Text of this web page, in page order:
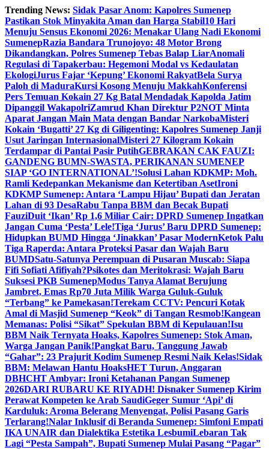
Skip
to
content
Trending News: Sidak Pasar Anom: Kapolres Sumenep
Pastikan Stok Minyakita Aman dan Harga Stabil10 Hari
Menuju Sensus Ekonomi 2026: Menakar Ulang Nadi Ekonomi
SumenepRazia Bandara Trunojoyo: 48 Motor Brong
Dikandangkan, Polres Sumenep Tebas Balap LiarAnomali
Regulasi di Tapakerbau: Hegemoni Modal vs Kedaulatan
EkologiJurus Fajar ‘Kepung’ Ekonomi RakyatBela Surya
Paloh di MaduraKursi Kosong Menuju MakkahKonferensi
Pers Temuan Kokain 27 Kg Batal Mendadak Kapolda Jatim
Dipanggil WakapolriZamrud Khan Direktur P2NOT Minta
Aparat Jangan Main Mata dengan Bandar NarkobaMisteri
Kokain ‘Bugatti’ 27 Kg di Giligenting: Kapolres Sumenep Janji
Usut Jaringan InternasionalMisteri 27 Kilogram Kokain
Terdampar di Pantai Pasir PutihGEBRAKAN CAK FAUZI:
GANDENG BUMN-SWASTA, PERIKANAN SUMENEP
SIAP ‘GO INTERNATIONAL’!Solusi Lahan KDKMP: Moh.
Ramli Kedepankan Mekanisme dan Ketertiban AsetIroni
KDKMP Sumenep: Antara ‘Lampu Hijau’ Bupati dan Jeratan
Lahan di 93 DesaRabu Tanpa BBM dan Becak Bupati
FauziDuit ‘Ikan’ Rp 1,6 Miliar Cair: DPRD Sumenep Ingatkan
Jangan Cuma ‘Pesta’ Lele!Tiga ‘Jurus’ Baru DPRD Sumenep:
Hidupkan BUMD Hingga ‘Jinakkan’ Pasar ModernKetok Palu
Tiga Raperda: Antara Proteksi Pasar dan Wajah Baru
BUMDSatu-Satunya Perempuan di Pusaran Muscab: Siapa
Fifi Sofiati Afifiyah?Psikotes dan Meritokrasi: Wajah Baru
Suksesi PKB SumenepModus Tanya Alamat Berujung
Jambret, Emas Rp70 Juta Milik Warga Guluk-Guluk
“Terbang” ke Pamekasan!Terekam CCTV: Pencuri Kotak
Amal di Masjid Sumenep “Keok” di Tangan Resmob!Kangean
Memanas: Polisi “Sikat” Spekulan BBM di Kepulauan!Isu
BBM Naik Ternyata Hoaks, Kapolres Sumenep: Stok Aman,
Warga Jangan Panik!Pangkat Baru, Tanggung Jawab
“Gahar”: 23 Prajurit Kodim Sumenep Resmi Naik Kelas!Sidak
BBM: Melawan Hantu HoaksHET Turun, Anggaran
DBHCHT Ambyar: Ironi Ketahanan Pangan Sumenep
2026DARI RUBARU KE RIYADH! Disnaker Sumenep Kirim
Perawat Kompeten ke Arab SaudiGeger Sumur ‘Api’ di
Karduluk: Aroma Belerang Menyengat, Polisi Pasang Garis
Terlarang!Nalar Inklusif di Beranda Sumenep: Simfoni Empati
IKA UNAIR dan Dialektika Estetika LesbumiLebaran Tak
Lagi “Pesta Sampah”, Bupati Sumenep Mulai Pasang “Pagar”